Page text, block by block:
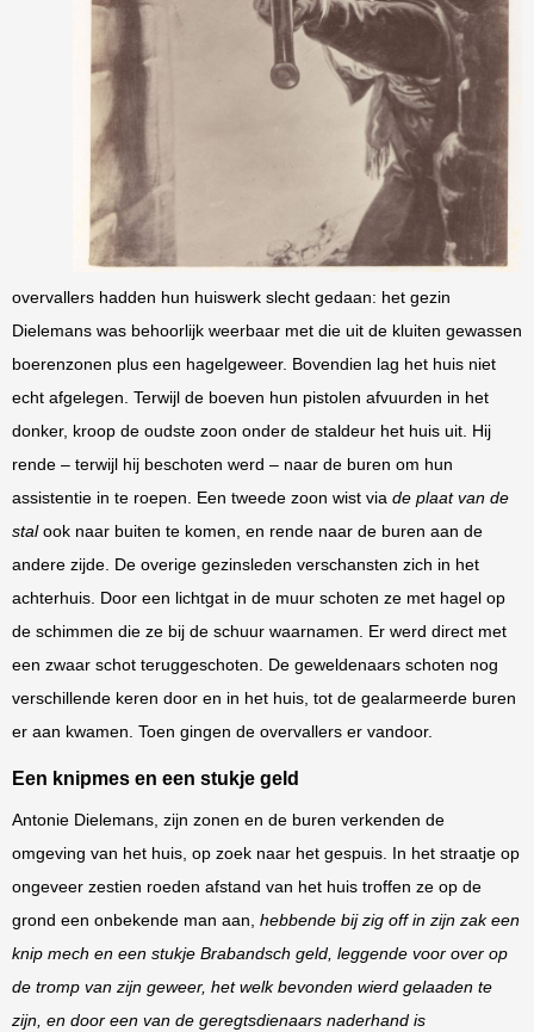
overvallers hadden hun huiswerk slecht gedaan: het gezin
Dielemans was behoorlijk weerbaar met die uit de kluiten gewassen
boerenzonen plus een hagelgeweer. Bovendien lag het huis niet
echt afgelegen. Terwijl de boeven hun pistolen afvuurden in het
donker, kroop de oudste zoon onder de staldeur het huis uit. Hij
rende – terwijl hij beschoten werd – naar de buren om hun
assistentie in te roepen. Een tweede zoon wist via de plaat van de
stalook naar buiten te komen, en rende naar de buren aan de
andere zijde. De overige gezinsleden verschansten zich in het
achterhuis. Door een lichtgat in de muur schoten ze met hagel op
de schimmen die ze bij de schuur waarnamen. Er werd direct met
een zwaar schot teruggeschoten. De geweldenaars schoten nog
verschillende keren door en in het huis, tot de gealarmeerde buren
er aan kwamen. Toen gingen de overvallers er vandoor.
Een knipmes en een stukje geld
Antonie Dielemans, zijn zonen en de buren verkenden de
omgeving van het huis, op zoek naar het gespuis. In het straatje op
ongeveer zestien roeden afstand van het huis troffen ze op de
grond een onbekende man aan, hebbende bij zig off in zijn zak een
knip mech en een stukje Brabandsch geld, leggende voor over op
de tromp van zijn geweer, het welk bevonden wierd gelaaden te
zijn, en door een van de geregtsdienaars naderhand is